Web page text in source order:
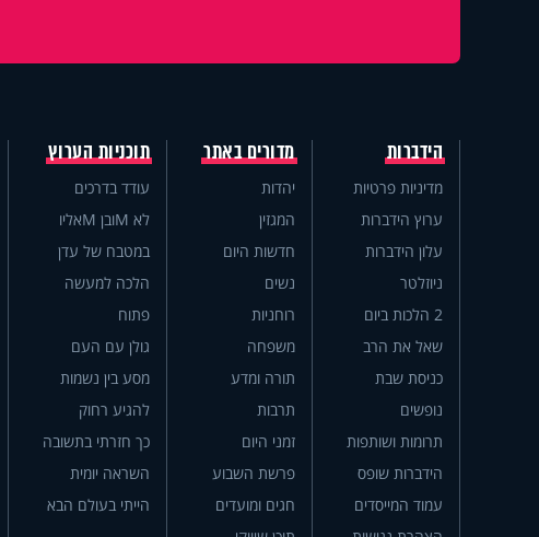
הידברות
מדיניות פרטיות
ערוץ הידברות
עלון הידברות
ניוזלטר
2 הלכות ביום
שאל את הרב
כניסת שבת
נופשים
תרומות ושותפות
הידברות שופס
עמוד המייסדים
מדורים באתר
יהדות
המגזין
חדשות היום
נשים
רוחניות
משפחה
תורה ומדע
תרבות
זמני היום
פרשת השבוע
חגים ומועדים
תוכניות הערוץ
עודד בדרכים
לא Mובן Mאליו
במטבח של עדן
הלכה למעשה
פתוח
גולן עם העם
מסע בין נשמות
להגיע רחוק
כך חזרתי בתשובה
השראה יומית
הייתי בעולם הבא